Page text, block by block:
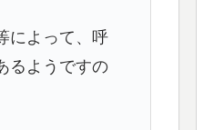
によって、呼
るようですの